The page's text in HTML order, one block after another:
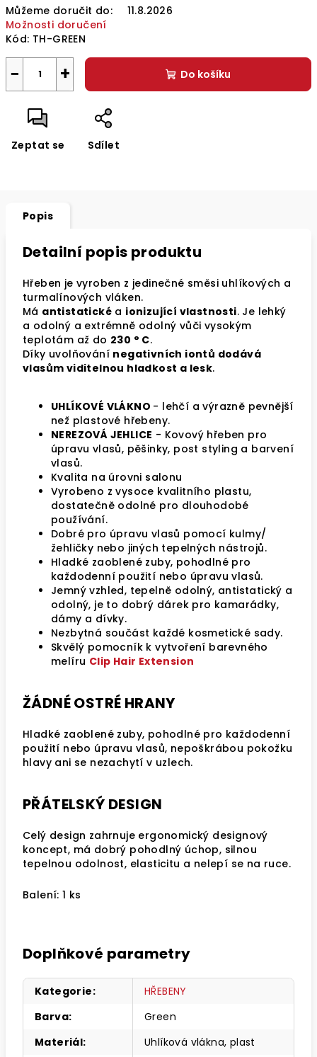
cena:
Můžeme doručit do:
11.8.2026
Možnosti doručení
Kód: TH-GREEN
+
− Do košíku
Zeptat se Sdílet
Popis
Detailní popis produktu
Hřeben je vyroben z jedinečné směsi uhlíkových a
turmalínových vláken.
Má antistatické a ionizující vlastnosti. Je lehký
a odolný a extrémně odolný vůči vysokým
teplotám až do 230 ° C.
Díky uvolňování negativních iontů dodává
vlasům viditelnou hladkost a lesk.
UHLÍKOVÉ VLÁKNO - lehčí a výrazně pevnější
než plastové hřebeny.
NEREZOVÁ JEHLICE - Kovový hřeben pro
úpravu vlasů, pěšinky, post styling a barvení
vlasů.
Kvalita na úrovni salonu
Vyrobeno z vysoce kvalitního plastu,
dostatečně odolné pro dlouhodobé
používání.
Dobré pro úpravu vlasů pomocí kulmy/
žehličky nebo jiných tepelných nástrojů.
Hladké zaoblené zuby, pohodlné pro
každodenní použití nebo úpravu vlasů.
Jemný vzhled, tepelně odolný, antistatický a
odolný, je to dobrý dárek pro kamarádky,
dámy a dívky.
Nezbytná součást každé kosmetické sady.
Skvělý pomocník k vytvoření barevného
melíru Clip Hair Extension
ŽÁDNÉ OSTRÉ HRANY
Hladké zaoblené zuby, pohodlné pro každodenní
použití nebo úpravu vlasů, nepoškrábou pokožku
hlavy ani se nezachytí v uzlech.
PŘÁTELSKÝ DESIGN
Celý design zahrnuje ergonomický designový
koncept, má dobrý pohodlný úchop, silnou
tepelnou odolnost, elasticitu a nelepí se na ruce.
Balení: 1 ks
Doplňkové parametry
Kategorie:
HŘEBENY
Barva:
Green
Materiál: Uhlíková vlákna, plast